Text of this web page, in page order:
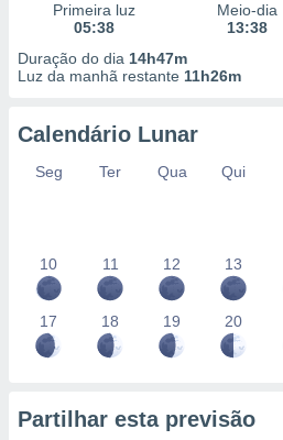
Primeira luz
05:38
Meio-dia
13:38
Duração do dia 14h47m
Luz da manhã restante 11h26m
Calendário Lunar
Seg Ter Qua Qui
10 11 12 13
17 18 19 20
Partilhar esta previsão